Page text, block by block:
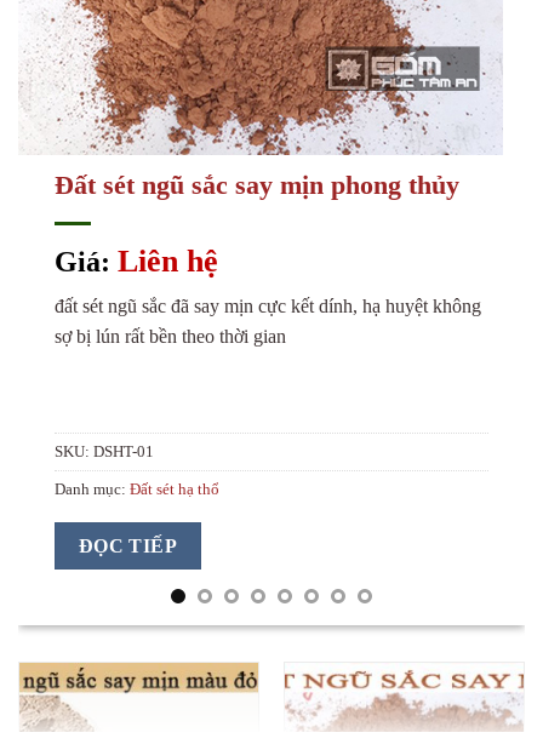
Đất sét ngũ sắc say mịn phong thủy
Giá: Liên hệ
đất sét ngũ sắc đã say mịn cực kết dính, hạ huyệt không
sợ bị lún rất bền theo thời gian
SKU: DSHT-01
Danh mục: Đất sét hạ thổ
ĐỌC TIẾP